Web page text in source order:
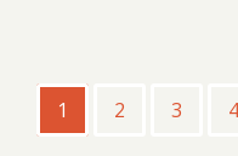
Pagination
Aktuální
stránka
1 Page
2 Page
3 4